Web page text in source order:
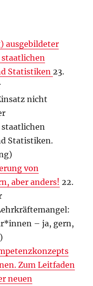
ausgebildeter
Statistiken23.
nicht
Statistiken.
von
aber anders! 22.
– ja, gern,
Zum Leitfaden
neuen